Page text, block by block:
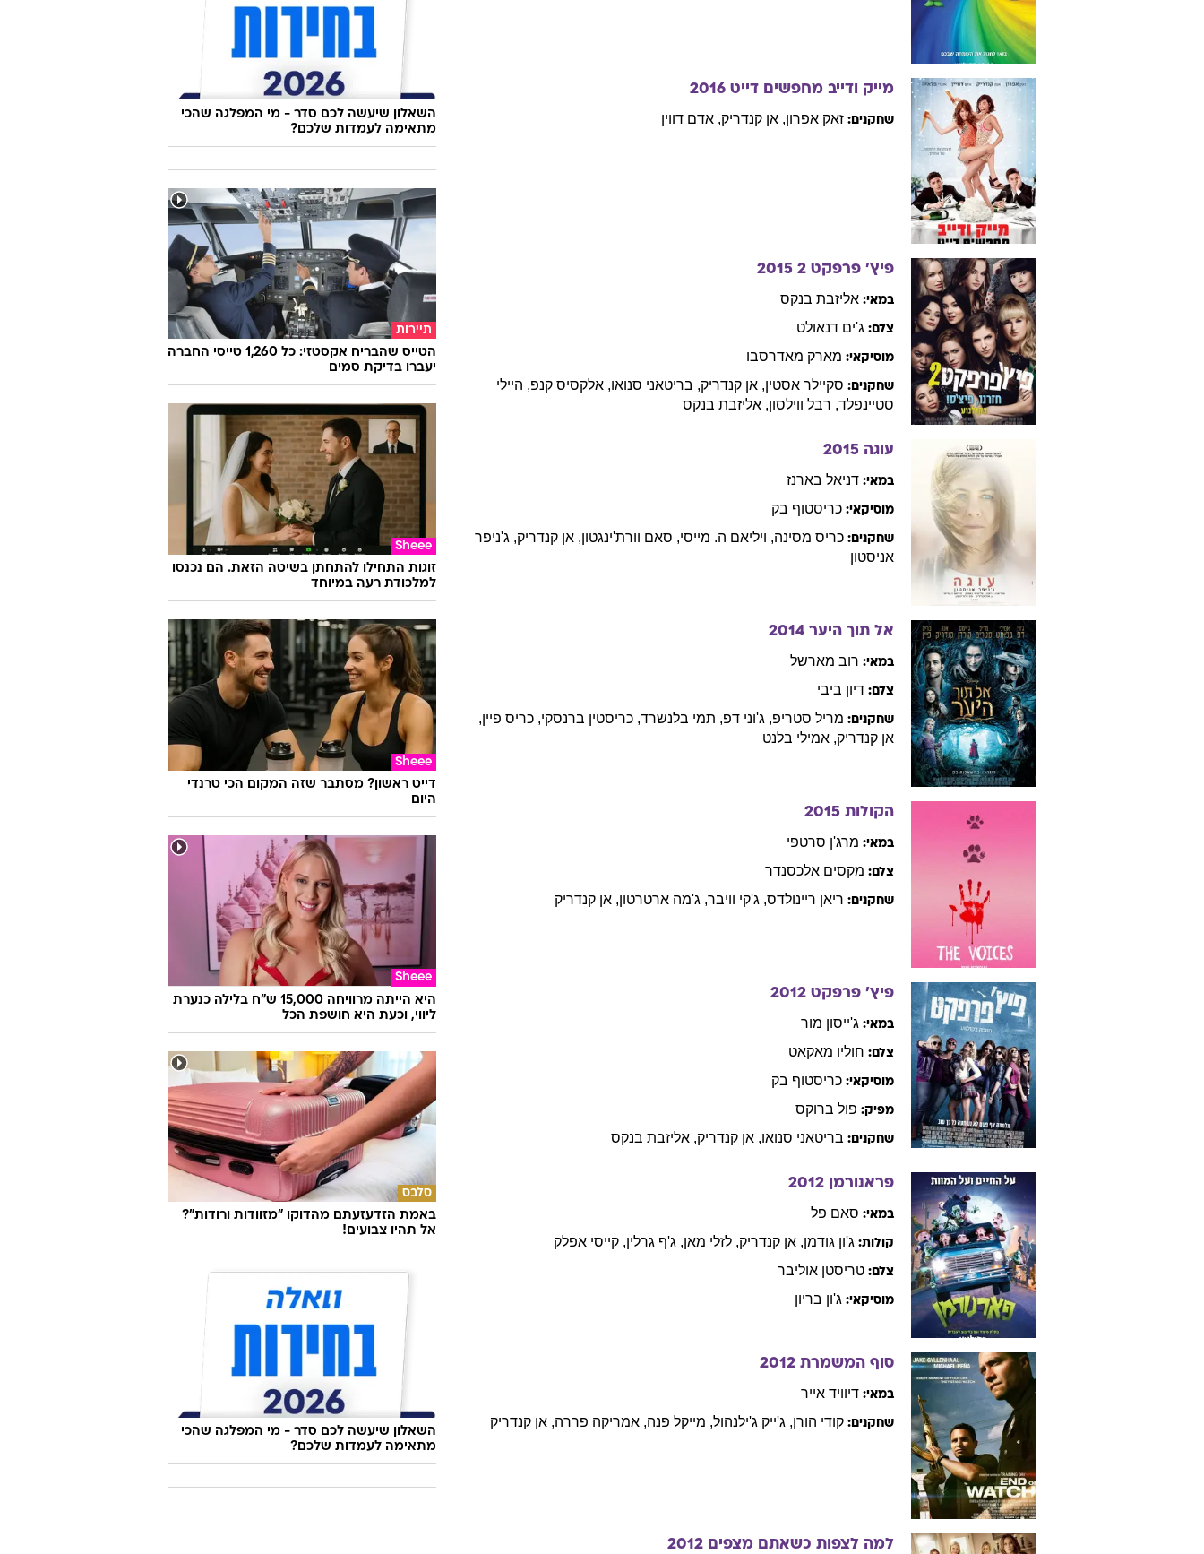
מייק ודייב מחפשים דייט 2016
שחקנים: זאק אפרון, אן קנדריק, אדם דווין
פיץ' פרפקט 2 2015
במאי: אליזבת בנקס
צלם: ג'ים דנאולט
מוסיקאי: מארק מאדרסבו
שחקנים: סקיילר אסטין, אן קנדריק, בריטאני סנואו, אלקסיס קנפ, היילי
סטיינפלד, רבל ווילסון, אליזבת בנקס
עוגה 2015
במאי: דניאל בארנז
מוסיקאי: כריסטוף בק
שחקנים: כריס מסינה, ויליאם ה. מייסי, סאם וורת'ינגטון, אן קנדריק, ג'ניפר
אניסטון
אל תוך היער 2014
במאי: רוב מארשל
צלם: דיון ביבי
שחקנים: מריל סטריפ, ג'וני דפ, תמי בלנשרד, כריסטין ברנסקי, כריס פיין,
אן קנדריק, אמילי בלנט
הקולות 2015
במאי: מרג'ן סרטפי
צלם: מקסים אלכסנדר
שחקנים: ריאן ריינולדס, ג'קי וויבר, ג'מה ארטרטון, אן קנדריק
פיץ' פרפקט 2012
במאי: ג'ייסון מור
צלם: חוליו מאקאט
מוסיקאי: כריסטוף בק
מפיק: פול ברוקס
שחקנים: בריטאני סנואו, אן קנדריק, אליזבת בנקס
פראנורמן 2012
במאי: סאם פל
קולות: ג'ון גודמן, אן קנדריק, לזלי מאן, ג'ף גרלין, קייסי אפלק
צלם: טריסטן אוליבר
מוסיקאי: ג'ון בריון
סוף המשמרת 2012
במאי: דיוויד אייר
שחקנים: קודי הורן, ג'ייק ג'ילנהול, מייקל פנה, אמריקה פררה, אן קנדריק
למה לצפות כשאתם מצפים 2012
השאלון שיעשה לכם סדר - מי המפלגה שהכי
מתאימה לעמדות שלכם?
תיירות
הטייס שהבריח אקסטזי: כל 1,260 טייסי החברה
יעברו בדיקת סמים
Sheee
זוגות התחילו להתחתן בשיטה הזאת. הם נכנסו
למלכודת רעה במיוחד
Sheee
דייט ראשון? מסתבר שזה המקום הכי טרנדי
היום
Sheee
היא הייתה מרוויחה 15,000 ש"ח בלילה כנערת
ליווי, וכעת היא חושפת הכל
סלבס
באמת הזדעזעתם מהדוקו "מזוודות ורודות"?
אל תהיו צבועים!
השאלון שיעשה לכם סדר - מי המפלגה שהכי
מתאימה לעמדות שלכם?